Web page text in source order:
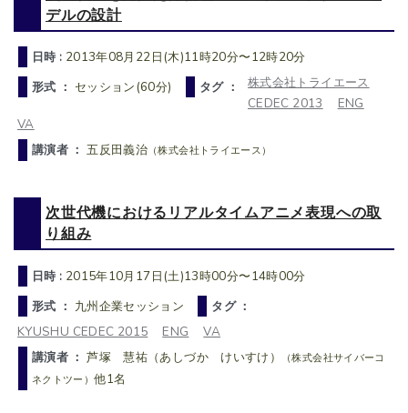
デルの設計
日時 : 2013年08月22日(木)11時20分〜12時20分
形式 ： セッション(60分) タグ ：
株式会社トライエース
CEDEC 2013
ENG
VA
講演者 ：五反田義治 （株式会社トライエース）
次世代機におけるリアルタイムアニメ表現への取
り組み
日時 : 2015年10月17日(土)13時00分〜14時00分
形式 ： 九州企業セッション
タグ ：
KYUSHU CEDEC 2015
ENG
VA
講演者 ：芦塚 慧祐（あしづか けいすけ）
（株式会社サイバーコ
ネクトツー）他1名